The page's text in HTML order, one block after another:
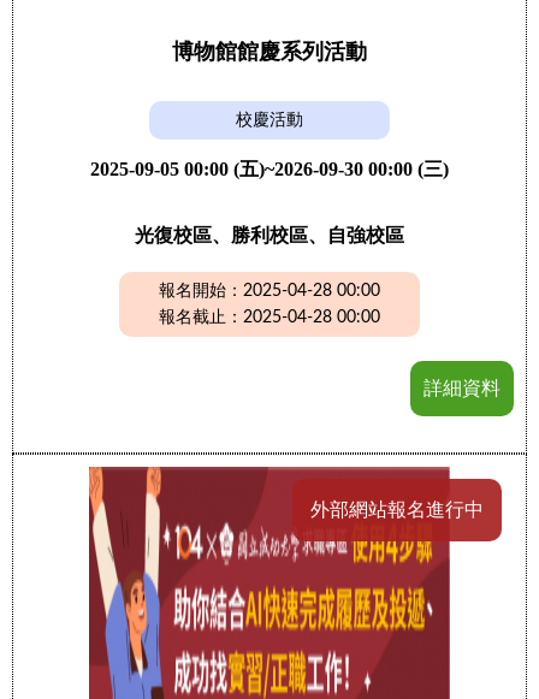
博物館館慶系列活動
校慶活動
2025-09-05 00:00 (五)~2026-09-30 00:00 (三)
光復校區、勝利校區、自強校區
報名開始：2025-04-28 00:00
報名截止：2025-04-28 00:00
詳細資料
外部網站報名進行中